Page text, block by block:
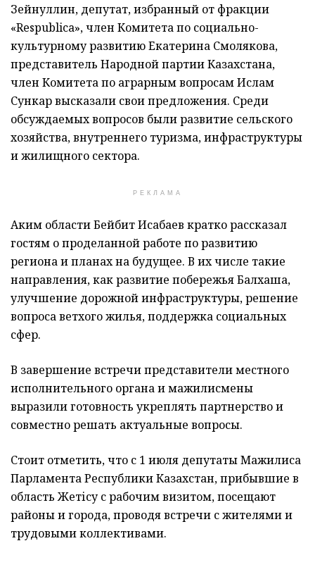
Зейнуллин, депутат, избранный от фракции
«Respublica», член Комитета по социально-
культурному развитию Екатерина Смолякова,
представитель Народной партии Казахстана,
член Комитета по аграрным вопросам Ислам
Сункар высказали свои предложения. Среди
обсуждаемых вопросов были развитие сельского
хозяйства, внутреннего туризма, инфраструктуры
и жилищного сектора.
РЕКЛАМА
Аким области Бейбит Исабаев кратко рассказал
гостям о проделанной работе по развитию
региона и планах на будущее. В их числе такие
направления, как развитие побережья Балхаша,
улучшение дорожной инфраструктуры, решение
вопроса ветхого жилья, поддержка социальных
сфер.
В завершение встречи представители местного
исполнительного органа и мажилисмены
выразили готовность укреплять партнерство и
совместно решать актуальные вопросы.
Стоит отметить, что с 1 июля депутаты Мажилиса
Парламента Республики Казахстан, прибывшие в
область Жетісу с рабочим визитом, посещают
районы и города, проводя встречи с жителями и
трудовыми коллективами.